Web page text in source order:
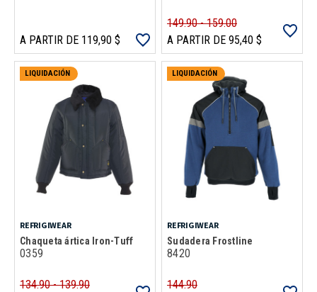
A PARTIR DE 119,90 $
149.90 - 159.00
A PARTIR DE 95,40 $
LIQUIDACIÓN
REFRIGIWEAR
Chaqueta ártica Iron-Tuff
0359
134.90 - 139.90
LIQUIDACIÓN
REFRIGIWEAR
Sudadera Frostline
8420
144.90